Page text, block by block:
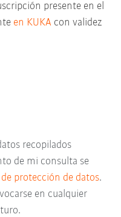
presente en el
en KUKA con validez
recopilados
de mi consulta se
protección de datos.
en cualquier